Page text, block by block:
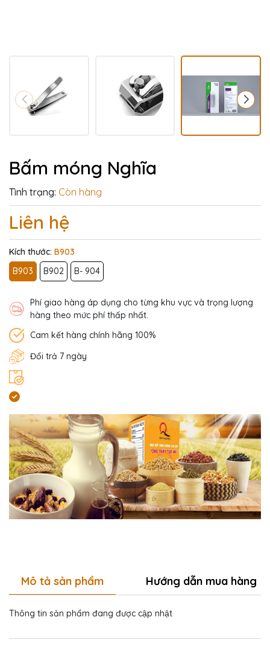
Bấm móng Nghĩa
Tình trạng: Còn hàng
Liên hệ
Kích thước: B903
B903
B902 B- 904
Phí giao hàng áp dụng cho từng khu vực và trọng lượng
hàng theo mức phí thấp nhất.
Cam kết hàng chính hãng 100%
Đổi trả 7 ngày
Mô tả sản phẩm Hướng dẫn mua hàng
Thông tin sản phẩm đang được cập nhật